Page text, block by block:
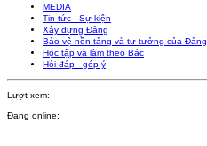
MEDIA
Tin tức - Sự kiện
Xây dựng Đảng
Bảo vệ nền tảng và tư tưởng của Đảng
Học tập và làm theo Bác
Hỏi đáp - góp ý
Lượt xem:
Đang online: